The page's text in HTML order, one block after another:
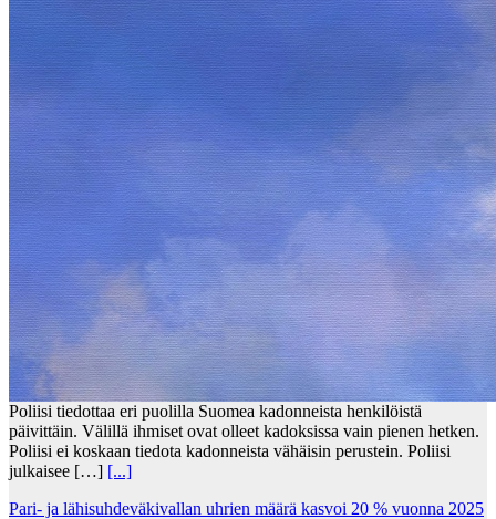
Poliisi tiedottaa eri puolilla Suomea kadonneista henkilöistä
päivittäin. Välillä ihmiset ovat olleet kadoksissa vain pienen hetken.
Poliisi ei koskaan tiedota kadonneista vähäisin perustein. Poliisi
julkaisee […] [...]
Pari- ja lähisuhdeväkivallan uhrien määrä kasvoi 20 % vuonna 2025